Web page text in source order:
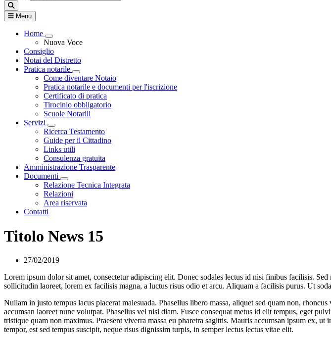
Menu
Home
Visualizza menù di secondo livello
Nuova Voce
Consiglio
Notai del Distretto
Pratica notarile
Visualizza menù di secondo livello
Come diventare Notaio
Pratica notarile e documenti per l'iscrizione
Certificato di pratica
Tirocinio obbligatorio
Scuole Notarili
Servizi
Visualizza menù di secondo livello
Ricerca Testamento
Guide per il Cittadino
Links utili
Consulenza gratuita
Amministrazione Trasparente
Documenti
Visualizza menù di secondo livello
Relazione Tecnica Integrata
Relazioni
Area riservata
Contatti
Titolo News 15
27/02/2019
Lorem ipsum dolor sit amet, consectetur adipiscing elit. Donec sodales lectus id nisi finibus facilisis.
sollicitudin laoreet, lorem ex facilisis magna, a luctus risus odio et arcu. Aliquam a facilisis purus. Ut
Nullam in justo tempus lacus placerat malesuada. Phasellus libero massa, aliquet sed quam non,
accumsan laoreet nunc volutpat. Phasellus vel nisi diam. Fusce consequat metus id elit tempus, eget
tristique quam non maximus. Praesent viverra massa eu pharetra sagittis. Mauris accumsan ipsum
tempor, est sed tempus suscipit, neque risus dignissim turpis, in semper lectus lectus vitae elit.